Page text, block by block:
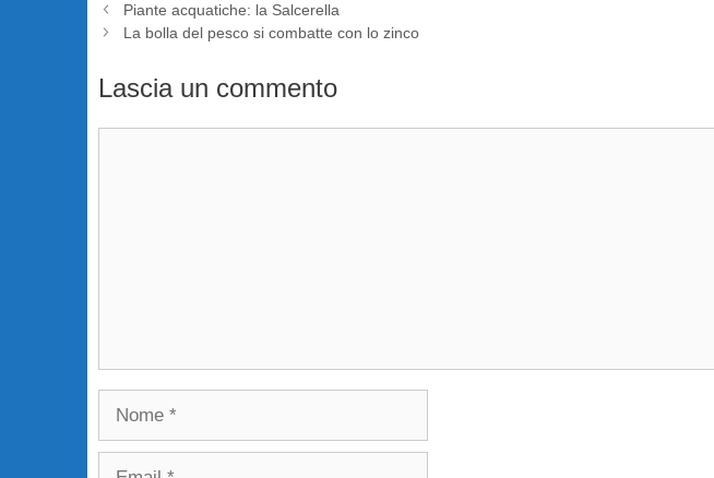
Piante acquatiche: la Salcerella
La bolla del pesco si combatte con lo zinco
Lascia un commento